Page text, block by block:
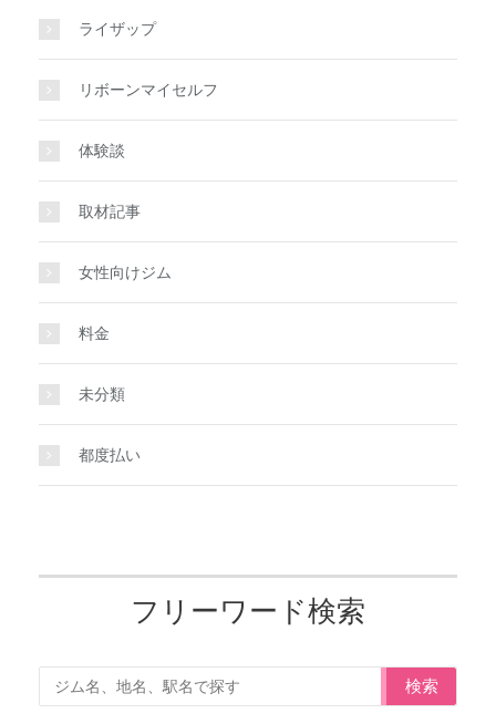
ライザップ
リボーンマイセルフ
体験談
取材記事
女性向けジム
料金
未分類
都度払い
フリーワード検索
検索